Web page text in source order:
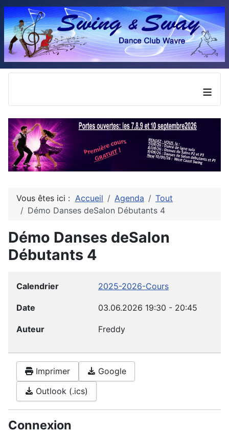
≡
Vous êtes ici : Accueil Agenda
Tout
Démo Danses deSalon Débutants 4
Démo Danses deSalon
Débutants 4
Calendrier 2025-2026-Cours
Date 03.06.2026 19:30 - 20:45
Auteur Freddy
Imprimer
Google
Outlook (.ics)
Connexion